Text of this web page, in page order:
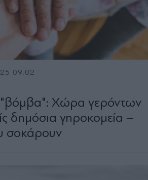
09:02
Χώρα γερόντων
δημόσια γηροκομεία –
σοκάρουν